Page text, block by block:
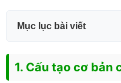
Mục lục bài viết
1. Cấu tạo cơ bản